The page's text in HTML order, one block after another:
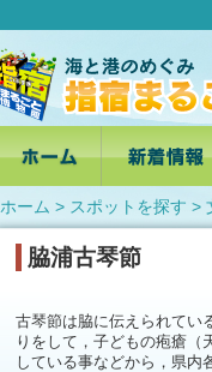
ホーム > スポットを探す >
脇浦古琴節
古琴節は脇に伝えられてい
りをして，子どもの疱瘡（
している事などから，県内